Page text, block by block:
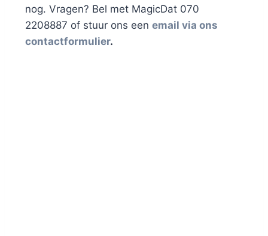
nog. Vragen? Bel met MagicDat 070
2208887 of stuur ons een email via ons
contactformulier.